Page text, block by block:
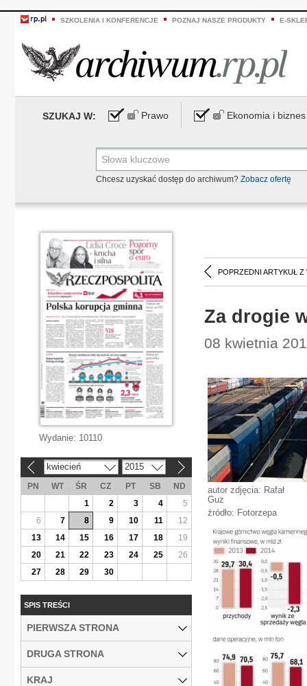
SZKOLENIA I KONFERENCJE POZNAJ NASZE PRODUKTY E-
SZUKAJ W: Prawo Ekonomia i biznes
Chcesz uzyskać dostęp do archiwum? Zobacz ofertę
POPRZEDNI ARTYKUŁ Z
Za drogie
08 kwietnia
autor zdjęcia: Rafał
Guz
źródło: Fotorzepa
Wydanie: 10110
kwiecień 2015
PN WT ŚR CZ PT SB
ND
1
2 3 4
5
6
7 8 9 10 11
12
13
14 15 16 17 18
19
20
21 22 23 24 25
26
27
28 29 30
SPIS TREŚCI
PIERWSZA STRONA
DRUGA STRONA
KRAJ